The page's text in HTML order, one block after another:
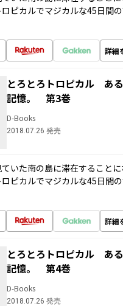
ピカルでマジカルな45日間
詳細
とろとろトロピカル あ
記憶。 第3巻
D-Books
2018.07.26 発売
いた南の島に滞在すること
ピカルでマジカルな45日間
詳細
とろとろトロピカル あ
記憶。 第4巻
D-Books
2018.07.26 発売